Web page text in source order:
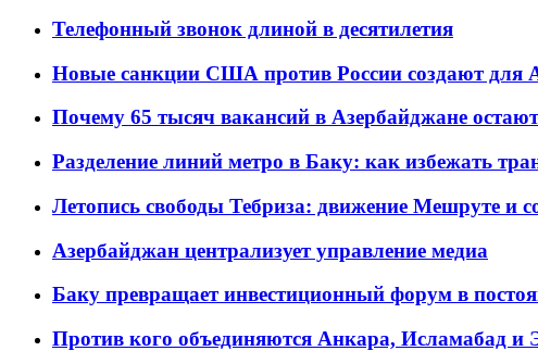
Телефонный звонок длиной в десятилетия
Новые санкции США против России создают для
Почему 65 тысяч вакансий в Азербайджане
Разделение линий метро в Баку: как избежать
Летопись свободы Тебриза: движение Мешруте и
Азербайджан централизует управление медиа
Баку превращает инвестиционный форум в
Против кого объединяются Анкара, Исламабад и